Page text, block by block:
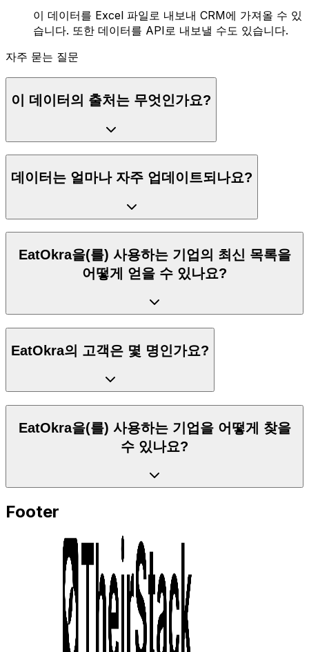
이 데이터를 Excel 파일로 내보내 CRM에 가져올 수 있
습니다. 또한 데이터를 API로 내보낼 수도 있습니다.
자주 묻는 질문
이 데이터의 출처는 무엇인가요?
데이터는 얼마나 자주 업데이트되나요?
EatOkra을(를) 사용하는 기업의 최신 목록을
어떻게 얻을 수 있나요?
EatOkra의 고객은 몇 명인가요?
EatOkra을(를) 사용하는 기업을 어떻게 찾을
수 있나요?
Footer